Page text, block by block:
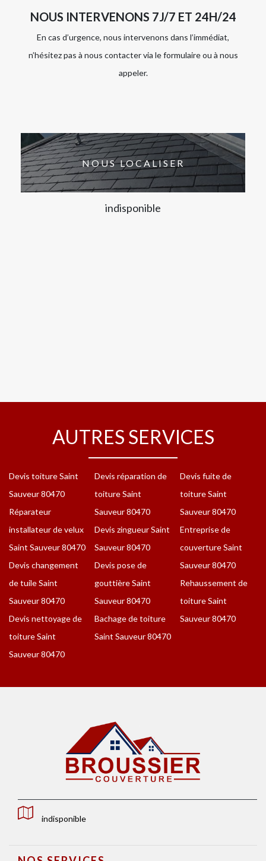
NOUS INTERVENONS 7J/7 ET 24H/24
En cas d’urgence, nous intervenons dans l’immédiat,
n’hésitez pas à nous contacter via le formulaire ou à nous
appeler.
NOUS LOCALISER
indisponible
AUTRES SERVICES
Devis toiture Saint
Sauveur 80470
Réparateur
installateur de velux
Saint Sauveur 80470
Devis changement
de tuile Saint
Sauveur 80470
Devis nettoyage de
toiture Saint
Sauveur 80470
Devis réparation de
toiture Saint
Sauveur 80470
Devis zingueur Saint
Sauveur 80470
Devis pose de
gouttière Saint
Sauveur 80470
Bachage de toiture
Saint Sauveur 80470
Devis fuite de
toiture Saint
Sauveur 80470
Entreprise de
couverture Saint
Sauveur 80470
Rehaussement de
toiture Saint
Sauveur 80470
indisponible